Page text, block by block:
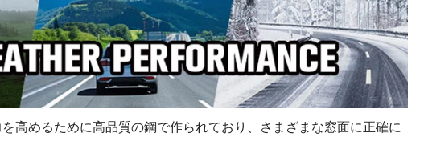
めるために高品質の鋼で作られており、さまざまな窓面に正確に